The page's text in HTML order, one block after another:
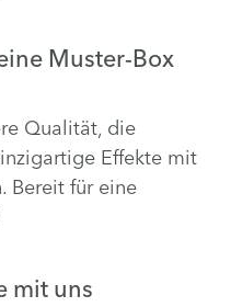
Muster-Box
Qualität, die
Effekte mit
Bereit für eine
mit uns